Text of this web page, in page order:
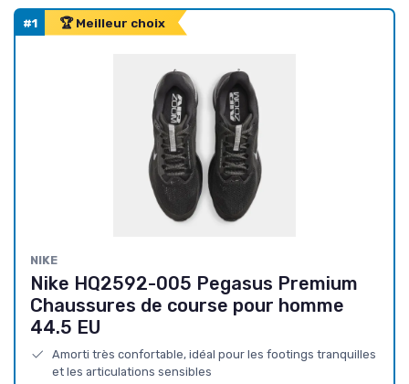
#1 🏆 Meilleur choix
NIKE
Nike HQ2592-005 Pegasus Premium
Chaussures de course pour homme
44.5 EU
Amorti très confortable, idéal pour les footings tranquilles
et les articulations sensibles